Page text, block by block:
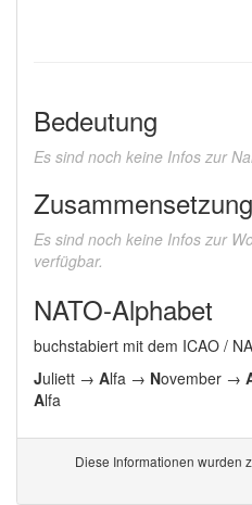
Bedeutung
Es sind noch keine Infos zur
Zusammensetzung
Es sind noch keine Infos zur
verfügbar.
NATO-Alphabet
buchstabiert mit dem ICAO /
Juliett → Alfa → November →
Alfa
Diese Informationen wurden